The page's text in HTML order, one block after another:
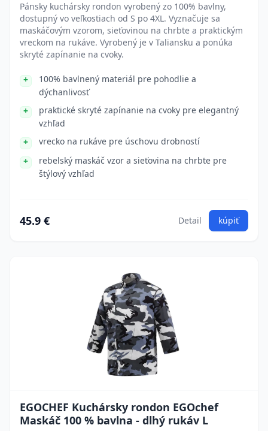
Pánsky kuchársky rondon vyrobený zo 100% bavlny,
dostupný vo veľkostiach od S po 4XL. Vyznačuje sa
maskáčovým vzorom, sieťovinou na chrbte a praktickým
vreckom na rukáve. Vyrobený je v Taliansku a ponúka
skryté zapínanie na cvoky.
100% bavlnený materiál pre pohodlie a
dýchanlivosť
praktické skryté zapínanie na cvoky pre elegantný
vzhľad
vrecko na rukáve pre úschovu drobností
rebelský maskáč vzor a sieťovina na chrbte pre
štýlový vzhľad
45.9 € Detail kúpiť
EGOCHEF Kuchársky rondon EGOchef
Maskáč 100 % bavlna - dlhý rukáv L